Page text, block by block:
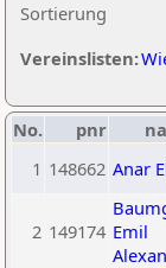
Sortierung
Vereinslisten:
No. pnr
1 148662 Anar
2 149174 Emil